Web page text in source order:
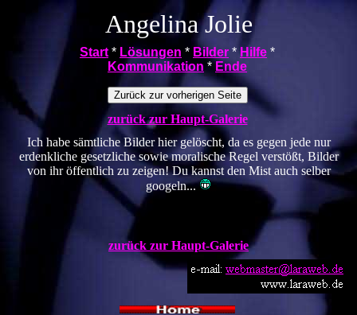
Angelina Jolie
Start * Lösungen * Bilder *Hilfe *
Kommunikation *Ende
zurück zur Haupt-Galerie
Ich habe sämtliche Bilder hier gelöscht, da es gegen jede nur
erdenkliche gesetzliche sowie moralische Regel verstößt, Bilder
von ihr öffentlich zu zeigen! Du kannst den Mist auch selber
googeln...
zurück zur Haupt-Galerie